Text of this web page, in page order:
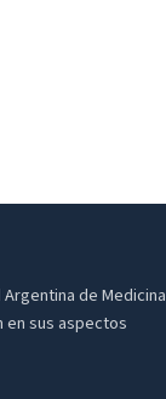
de Medicina
en sus aspectos